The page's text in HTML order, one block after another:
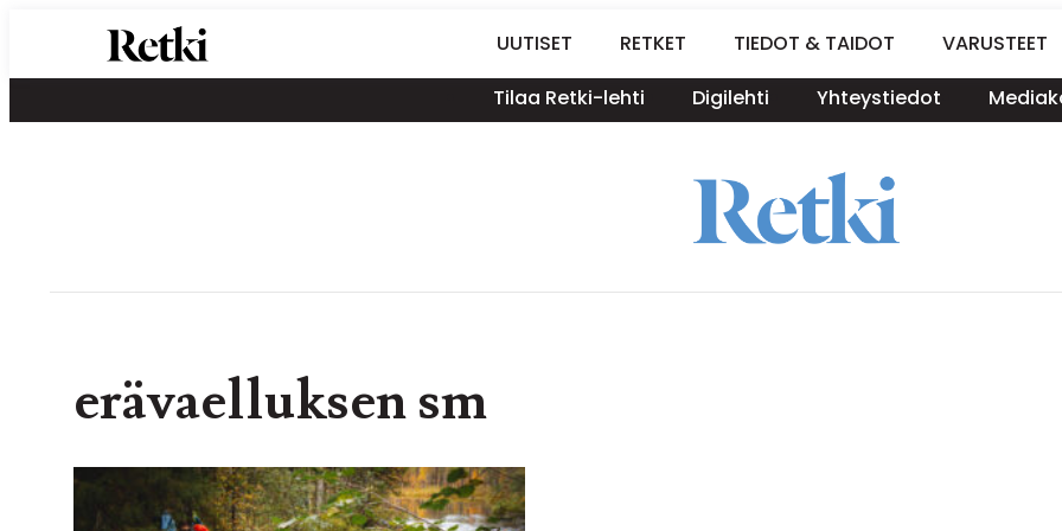
sisältöön
Retki-lehti
Retkeily,
vaellus,
UUTISET RETKET TIEDOT & TAIDOT VARUSTEET
Tilaa Retki-lehti
Digilehti Yhteystiedot
erävaelluksen sm